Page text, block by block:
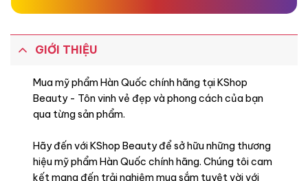
GIỚI THIỆU
Mua mỹ phẩm Hàn Quốc chính hãng tại KShop
Beauty - Tôn vinh vẻ đẹp và phong cách của bạn
qua từng sản phẩm.
Hãy đến với KShop Beauty để sở hữu những thương
hiệu mỹ phẩm Hàn Quốc chính hãng. Chúng tôi cam
kết mang đến trải nghiệm mua sắm tuyệt vời với